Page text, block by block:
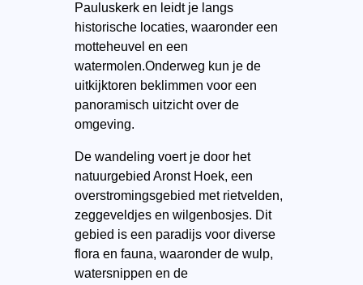
Pauluskerk en leidt je langs
historische locaties, waaronder een
motteheuvel en een
watermolen.Onderweg kun je de
uitkijktoren beklimmen voor een
panoramisch uitzicht over de
omgeving. ​
De wandeling voert je door het
natuurgebied Aronst Hoek, een
overstromingsgebied met rietvelden,
zeggeveldjes en wilgenbosjes. Dit
gebied is een paradijs voor diverse
flora en fauna, waaronder de wulp,
watersnippen en de